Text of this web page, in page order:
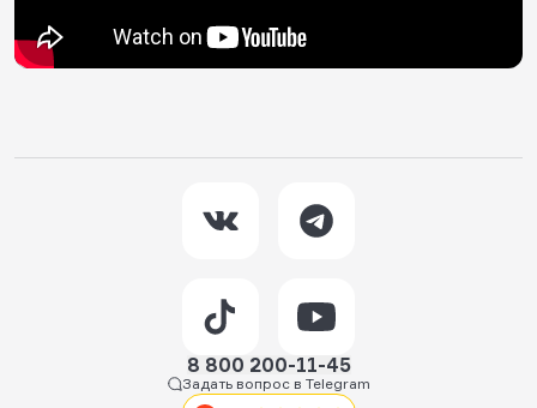
8 800 200-11-45
Задать вопрос в Telegram